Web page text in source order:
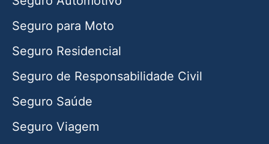
Seguro para Moto
Seguro Residencial
Seguro de Responsabilidade Civil
Seguro Saúde
Seguro Viagem